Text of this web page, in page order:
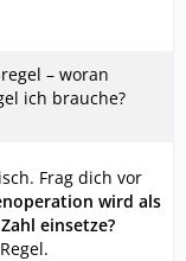
– woran
ich brauche?
Frag dich vor
wird als
einsetze?